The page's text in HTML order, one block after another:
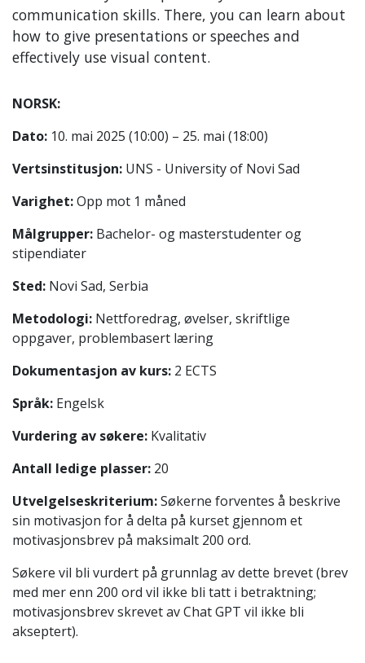
communication skills. There, you can learn about
how to give presentations or speeches and
effectively use visual content.
NORSK:
Dato: 10. mai 2025 (10:00) – 25. mai (18:00)
Vertsinstitusjon: UNS - University of Novi Sad
Varighet:Opp mot 1 måned
Målgrupper: Bachelor- og masterstudenter og
stipendiater
Sted: Novi Sad, Serbia
Metodologi: Nettforedrag, øvelser, skriftlige
oppgaver, problembasert læring
Dokumentasjon av kurs: 2 ECTS
Språk: Engelsk
Vurdering av søkere: Kvalitativ
Antall ledige plasser: 20
Utvelgelseskriterium:Søkerne forventes å beskrive
sin motivasjon for å delta på kurset gjennom et
motivasjonsbrev på maksimalt 200 ord.
Søkere vil bli vurdert på grunnlag av dette brevet (brev
med mer enn 200 ord vil ikke bli tatt i betraktning;
motivasjonsbrev skrevet av Chat GPT vil ikke bli
akseptert).